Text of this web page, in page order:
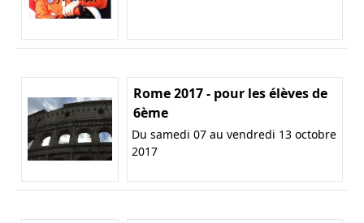
Rome 2017 - pour les élèves de
6ème
Du samedi 07 au vendredi 13 octobre
2017